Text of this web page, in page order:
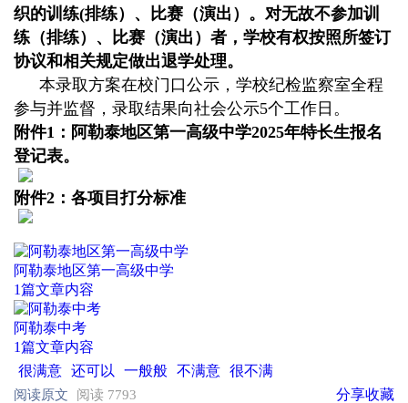
织的训练(排练）、比赛（演出）。对无故不参加训
练（排练）、比赛（演出）者，学校有权按照所签订
协议和相关规定做出退学处理。
本录取方案在校门口公示，学校纪检监察室全程
参与并监督，录取结果向社会公示5个工作日。
附件1 ：阿勒泰地区第一高级中学2025年特长生报名
登记表。
附件2：各项目打分标准
阿勒泰地区第一高级中学
1篇文章内容
阿勒泰中考
1篇文章内容
很满意 还可以 一般般 不满意 很不满
阅读原文 阅读 7793 收藏
分享